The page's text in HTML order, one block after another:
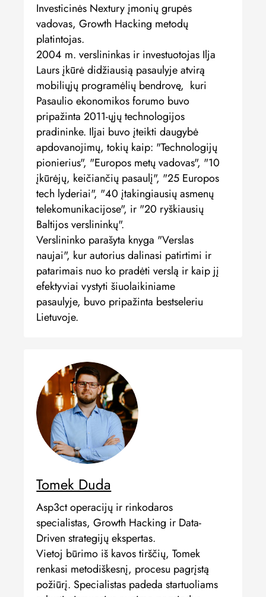
Investicinės Nextury įmonių grupės
vadovas, Growth Hacking metodų
platintojas.
2004 m. verslininkas ir investuotojas Ilja
Laurs įkūrė didžiausią pasaulyje atvirą
mobiliųjų programėlių bendrovę, kuri
Pasaulio ekonomikos forumo buvo
pripažinta 2011-ųjų technologijos
pradininke. Iljai buvo įteikti daugybė
apdovanojimų, tokių kaip: "Technologijų
pionierius", "Europos metų vadovas", "10
įkūrėjų, keičiančių pasaulį", "25 Europos
tech lyderiai", "40 įtakingiausių asmenų
telekomunikacijose", ir "20 ryškiausių
Baltijos verslininkų".
Verslininko parašyta knyga "Verslas
naujai", kur autorius dalinasi patirtimi ir
patarimais nuo ko pradėti verslą ir kaip jį
efektyviai vystyti šiuolaikiniame
pasaulyje, buvo pripažinta bestseleriu
Lietuvoje.
Tomek Duda
Asp3ct operacijų ir rinkodaros
specialistas, Growth Hacking ir Data-
Driven strategijų ekspertas.
Vietoj būrimo iš kavos tirščių, Tomek
renkasi metodiškesnį, procesu pagrįstą
požiūrį. Specialistas padeda startuoliams